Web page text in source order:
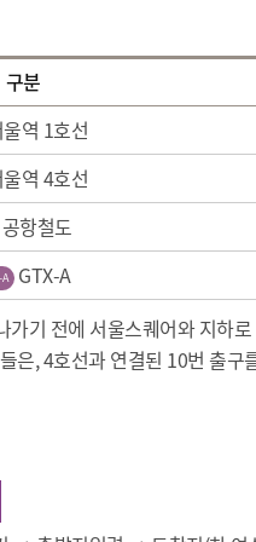
구분
역 1호선
역 4호선
항철도
GTX-A
기 전에 서울스퀘어와 지하
은, 4호선과 연결된 10번 출구